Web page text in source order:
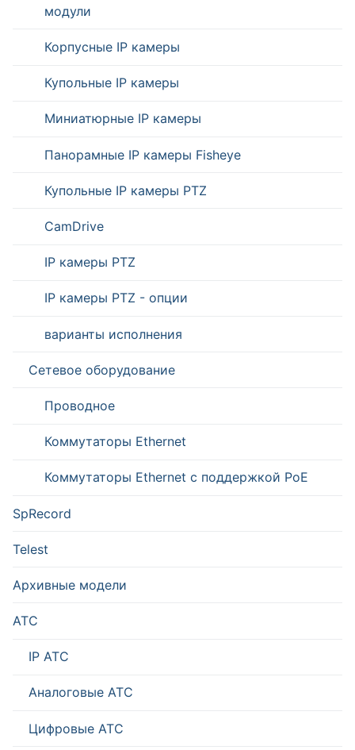
модули
Корпусные IP камеры
Купольные IP камеры
Миниатюрные IP камеры
Панорамные IP камеры Fisheye
Купольные IP камеры PTZ
CamDrive
IP камеры PTZ
IP камеры PTZ - опции
варианты исполнения
Сетевое оборудование
Проводное
Коммутаторы Ethernet
Коммутаторы Ethernet с поддержкой PoE
SpRecord
Telest
Архивные модели
АТС
IP ATC
Аналоговые АТС
Цифровые АТС